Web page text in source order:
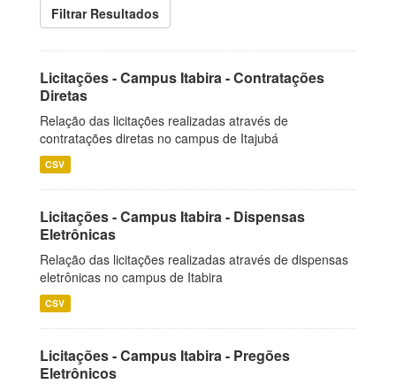
Filtrar Resultados
Licitações - Campus Itabira - Contratações
Diretas
Relação das licitações realizadas através de
contratações diretas no campus de Itajubá
CSV
Licitações - Campus Itabira - Dispensas
Eletrônicas
Relação das licitações realizadas através de dispensas
eletrônicas no campus de Itabira
CSV
Licitações - Campus Itabira - Pregões
Eletrônicos